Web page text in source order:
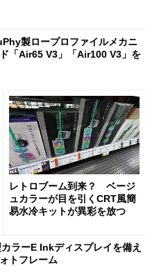
製ロープロファイルメカニ
「Air65 V3」「Air100 V3」を
レトロブーム到来？ ベージ
ュカラーが目を引くCRT風簡
易水冷キットが異彩を放つ
ラーE Inkディスプレイを備え
トフレーム